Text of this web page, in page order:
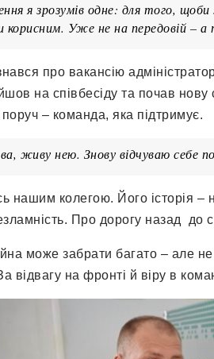
я зрозумів одне: для того,
корисним. Уже не на передовій –
про вакансію
на співбесіду та почав нову
– команда, яка підтримує.
живу нею. Знову відчуваю себе
нашим колегою. Його історія –
Про дорогу назад до
може забрати багато – але
відвагу на фронті й віру в